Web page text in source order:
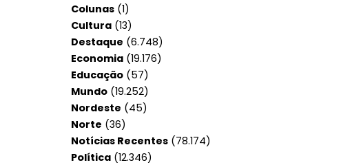
Colunas (1)
Cultura (13)
Destaque (6.748)
Economia (19.176)
Educação (57)
Mundo (19.252)
Nordeste (45)
Norte (36)
Notícias Recentes (78.174)
Política (12.346)